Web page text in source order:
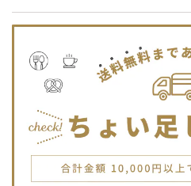
2025/12/16
JELLYCATは特に個体差が激し
が来るかいつも少し不安ですが
です。Primiiさんでお迎えした
しいです。